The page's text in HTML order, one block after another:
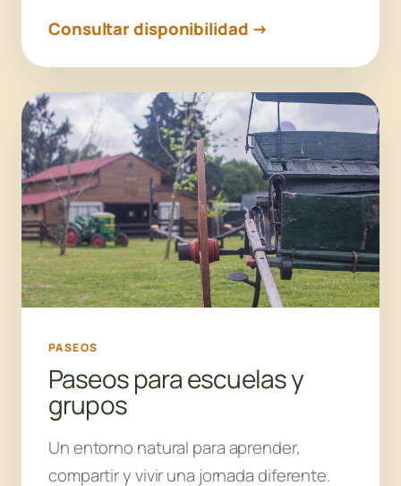
Consultar disponibilidad →
PASEOS
Paseos para escuelas y
grupos
Un entorno natural para aprender,
compartir y vivir una jornada diferente.